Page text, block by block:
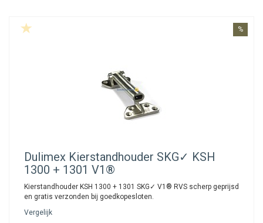
%
Dulimex Kierstandhouder SKG✓ KSH
1300 + 1301 V1®
Kierstandhouder KSH 1300 + 1301 SKG✓ V1® RVS scherp geprijsd
en gratis verzonden bij goedkopesloten.
Vergelijk